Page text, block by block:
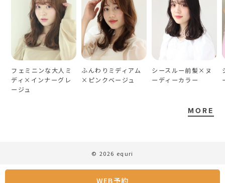
WEB予約
フェミニンな大人ミ
ディ×インナーグレ
ージュ
ふんわりミディアム
×ピンクベージュ
シースルー前髪×ヌ
ーディーカラー
MORE
© 2026 equri